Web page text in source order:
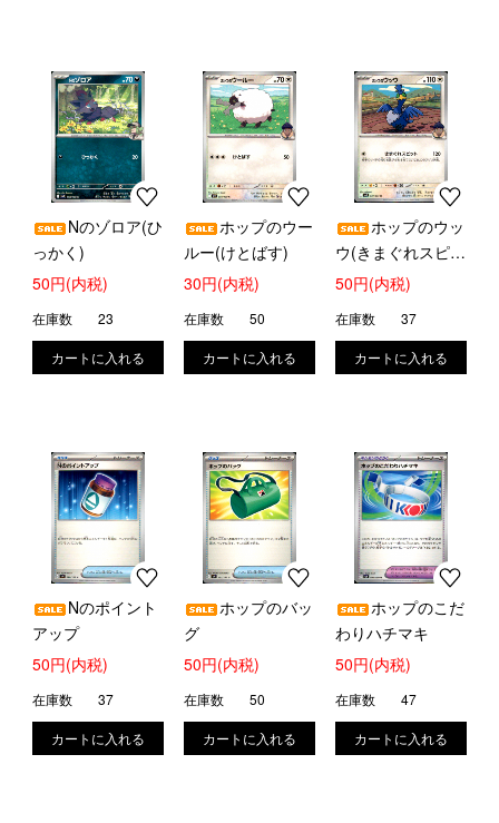
Nのゾロア(ひ
っかく)
50円(内税)
在庫数 23
ホップのウー
ルー(けとばす)
30円(内税)
在庫数 50
ホップのウッ
ウ(きまぐれスピッ
ト)
50円(内税)
在庫数 37
Nのポイント
アップ
50円(内税)
在庫数 37
ホップのバッ
グ
50円(内税)
在庫数 50
ホップのこだ
わりハチマキ
50円(内税)
在庫数 47